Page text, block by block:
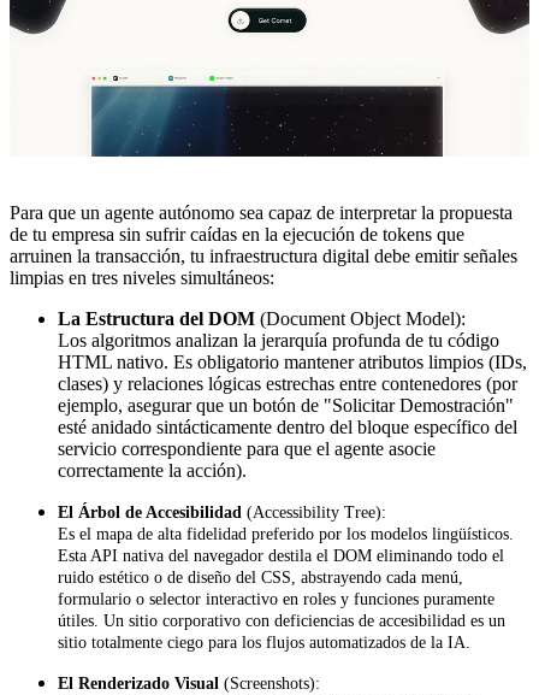
Para que un agente autónomo sea capaz de interpretar la propuesta
de tu empresa sin sufrir caídas en la ejecución de tokens que
arruinen la transacción, tu infraestructura digital debe emitir señales
limpias en tres niveles simultáneos:
La Estructura del DOM (Document Object Model):
Los algoritmos analizan la jerarquía profunda de tu código
HTML nativo. Es obligatorio mantener atributos limpios (IDs,
clases) y relaciones lógicas estrechas entre contenedores (por
ejemplo, asegurar que un botón de "Solicitar Demostración"
esté anidado sintácticamente dentro del bloque específico del
servicio correspondiente para que el agente asocie
correctamente la acción).
El Árbol de Accesibilidad (Accessibility Tree):
Es el mapa de alta fidelidad preferido por los modelos lingüísticos.
Esta API nativa del navegador destila el DOM eliminando todo el
ruido estético o de diseño del CSS, abstrayendo cada menú,
formulario o selector interactivo en roles y funciones puramente
útiles. Un sitio corporativo con deficiencias de accesibilidad es un
sitio totalmente ciego para los flujos automatizados de la IA.
El Renderizado Visual (Screenshots):